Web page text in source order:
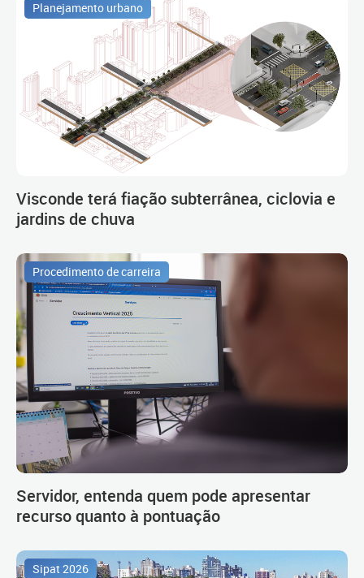
Planejamento urbano
Visconde terá fiação subterrânea, ciclovia e
jardins de chuva
Procedimento de carreira
Servidor, entenda quem pode apresentar
recurso quanto à pontuação
Sipat 2026